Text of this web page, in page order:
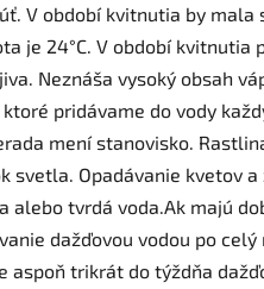
V období kvitnutia by
je 24°C. V období kvitnutia
Neznáša vysoký obsah
pridávame do vody
mení stanovisko.
svetla. Opadávanie kvetov
alebo tvrdá voda.Ak majú
dažďovou vodou po
aspoň trikrát do týždňa